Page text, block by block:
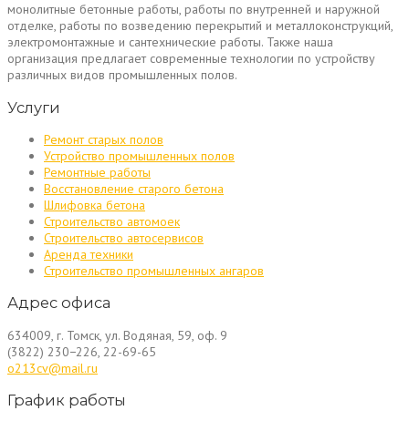
монолитные бетонные работы, работы по внутренней и наружной
отделке, работы по возведению перекрытий и металлоконструкций,
электромонтажные и сантехнические работы. Также наша
организация предлагает современные технологии по устройству
различных видов промышленных полов.
Услуги
Ремонт старых полов
Устройство промышленных полов
Ремонтные работы
Восстановление старого бетона
Шлифовка бетона
Строительство автомоек
Строительство автосервисов
Аренда техники
Строительство промышленных ангаров
Адрес офиса
634009, г. Томск, ул. Водяная, 59, оф. 9
(3822) 230−226, 22-69-65
o213cv@mail.ru
График работы